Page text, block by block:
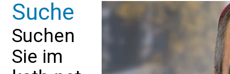
Suche
Suchen
Sie im